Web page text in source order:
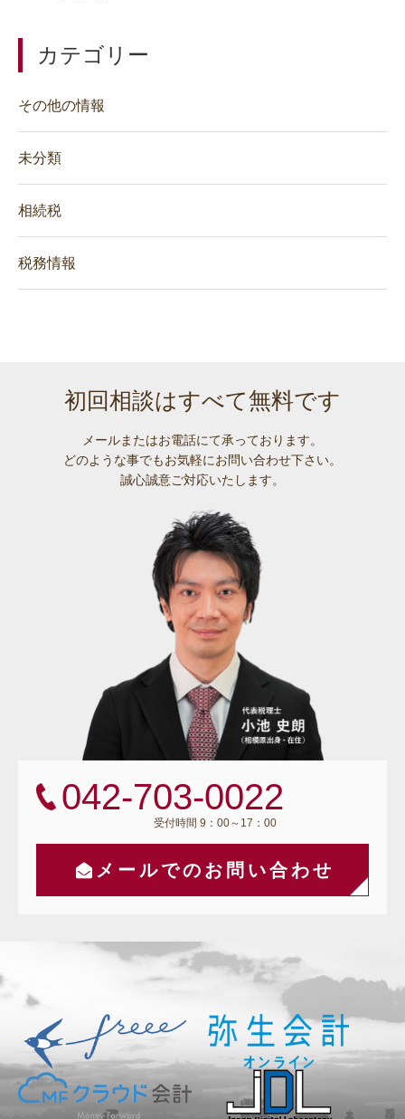
カテゴリー
その他の情報
未分類
相続税
税務情報
初回相談はすべて無料です
メールまたはお電話にて承っております。
どのような事でもお気軽にお問い合わせ下さい。
誠心誠意ご対応いたします。
042-703-0022
受付時間 9：00～17：00
メールでのお問い合わせ